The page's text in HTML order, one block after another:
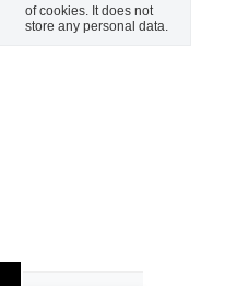
of cookies. It does not
store any personal data.